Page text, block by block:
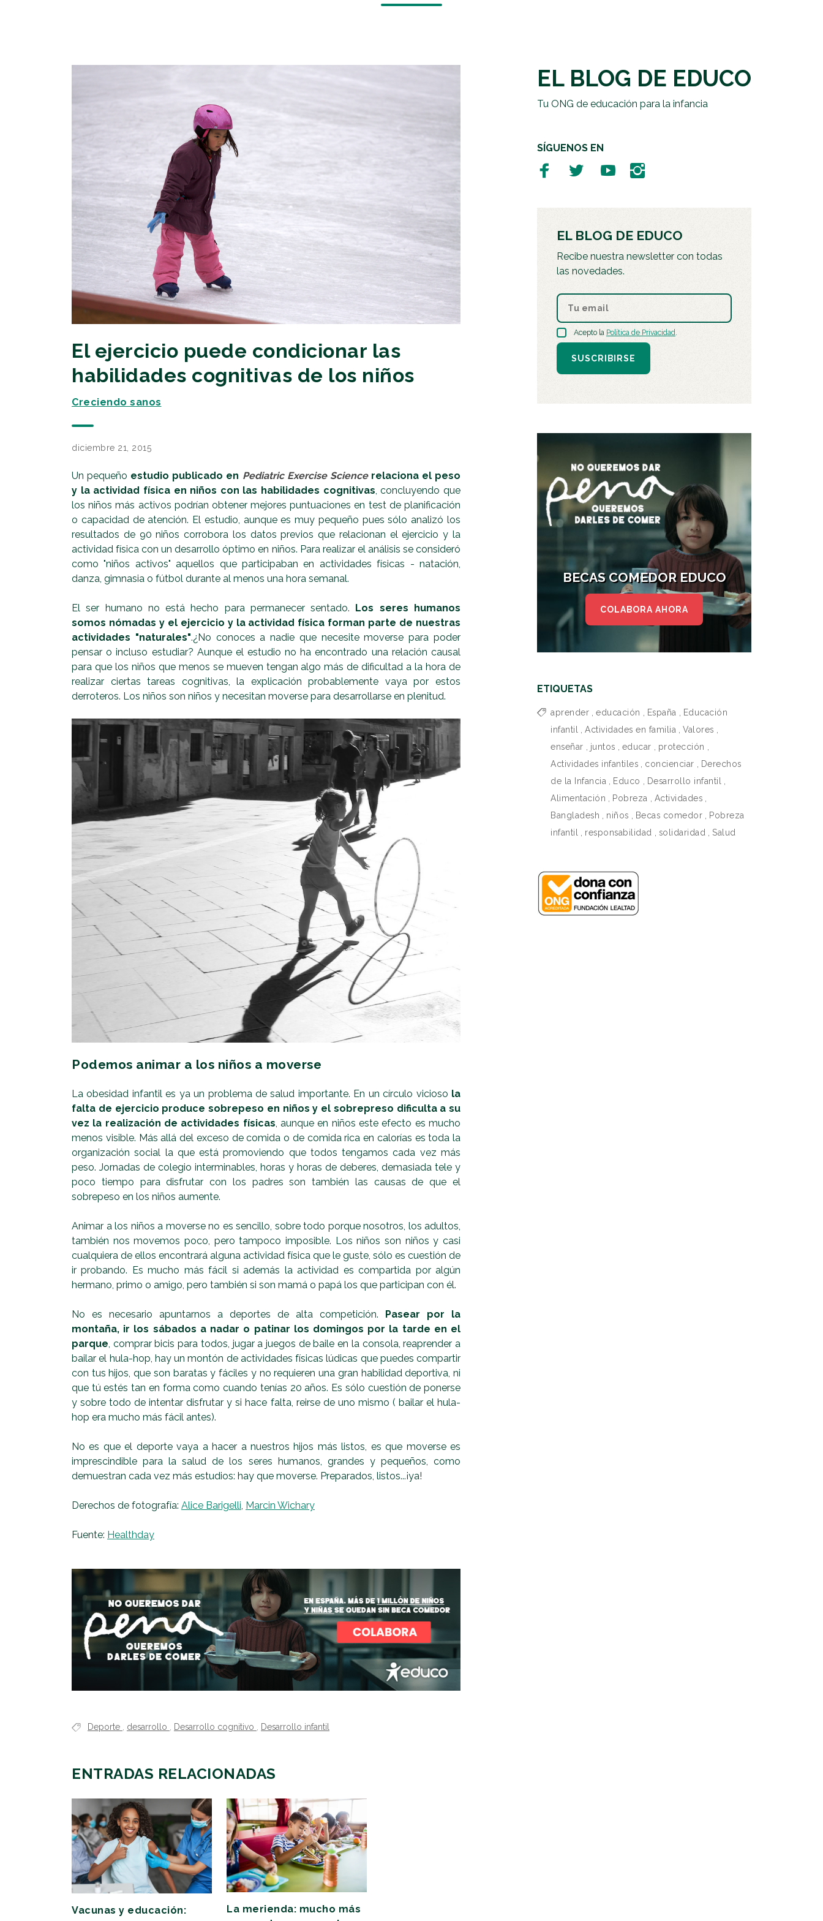
EMPRESAS SOLIDARIAS
El ejercicio puede condicionar las
habilidades cognitivas de los niños
Creciendo sanos
diciembre 21, 2015
Un pequeño estudio publicado en Pediatric Exercise Science relaciona el peso
y la actividad física en niños con las habilidades cognitivas, concluyendo que
los niños más activos podrían obtener mejores puntuaciones en test de planificación
o capacidad de atención. El estudio, aunque es muy pequeño pues sólo analizó los
resultados de 90 niños corrobora los datos previos que relacionan el ejercicio y la
actividad física con un desarrollo óptimo en niños. Para realizar el análisis se consideró
como "niños activos" aquellos que participaban en actividades físicas - natación,
danza, gimnasia o fútbol durante al menos una hora semanal.
El ser humano no está hecho para permanecer sentado.
Los seres humanos
somos nómadas y el ejercicio y la actividad física forman parte de nuestras
actividades "naturales".¿No conoces a nadie que necesite moverse para poder
pensar o incluso estudiar? Aunque el estudio no ha encontrado una relación causal
para que los niños que menos se mueven tengan algo más de dificultad a la hora de
realizar ciertas tareas cognitivas, la explicación probablemente vaya por estos
derroteros. Los niños son niños y necesitan moverse para desarrollarse en plenitud.
Podemos animar a los niños a moverse
La obesidad infantil es ya un problema de salud importante. En un círculo vicioso la
falta de ejercicio produce sobrepeso en niños y el sobrepreso dificulta a su
vez la realización de actividades físicas, aunque en niños este efecto es mucho
menos visible. Más allá del exceso de comida o de comida rica en calorías es toda la
organización social la que está promoviendo que todos tengamos cada vez más
peso. Jornadas de colegio interminables, horas y horas de deberes, demasiada tele y
poco tiempo para disfrutar con los padres son también las causas de que el
sobrepeso en los niños aumente.
Animar a los niños a moverse no es sencillo, sobre todo porque nosotros, los adultos,
también nos movemos poco, pero tampoco imposible. Los niños son niños y casi
cualquiera de ellos encontrará alguna actividad física que le guste, sólo es cuestión de
ir probando. Es mucho más fácil si además la actividad es compartida por algún
hermano, primo o amigo, pero también si son mamá o papá los que participan con él.
No es necesario apuntarnos a deportes de alta competición.
Pasear por la
montaña, ir los sábados a nadar o patinar los domingos por la tarde en el
parque, comprar bicis para todos, jugar a juegos de baile en la consola, reaprender a
bailar el hula-hop, hay un montón de actividades físicas lúdicas que puedes compartir
con tus hijos, que son baratas y fáciles y no requieren una gran habilidad deportiva, ni
que tú estés tan en forma como cuando tenías 20 años. Es sólo cuestión de ponerse
y sobre todo de intentar disfrutar y si hace falta, reirse de uno mismo ( bailar el hula-
hop era mucho más fácil antes).
No es que el deporte vaya a hacer a nuestros hijos más listos, es que moverse es
imprescindible para la salud de los seres humanos, grandes y pequeños, como
demuestran cada vez más estudios: hay que moverse. Preparados, listos...¡ya!
Derechos de fotografía: Alice Barigelli, Marcin Wichary
Fuente: Healthday
Deporte desarrollo Desarrollo cognitivo Desarrollo infantil
ENTRADAS RELACIONADAS
Vacunas y educación:
La merienda: mucho más
EL BLOG DE EDUCO
Tu ONG de educación para la infancia
SÍGUENOS EN
EL BLOG DE EDUCO
Recibe nuestra newsletter con todas
las novedades.
Acepto la Política de Privacidad.
SUSCRIBIRSE
BECAS COMEDOR EDUCO
COLABORA AHORA
ETIQUETAS
aprender educación España
Educación
infantil
Actividades en familia Valores
enseñar
juntos educar protección
Actividades infantiles
concienciar
Derechos
de la Infancia
Educo Desarrollo infantil
Alimentación
Pobreza Actividades
Bangladesh
niños Becas comedor
Pobreza
infantil
responsabilidad solidaridad Salud